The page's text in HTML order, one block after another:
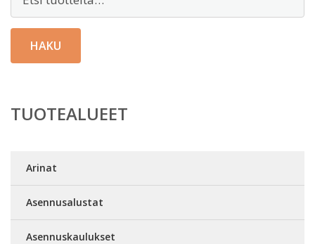
HAKU
TUOTEALUEET
Arinat
Asennusalustat
Asennuskaulukset